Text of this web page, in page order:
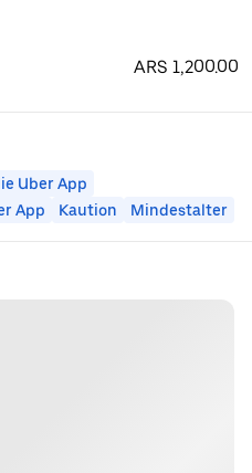
ARS 1,200.00
Uber App
App
Kaution Mindestalter